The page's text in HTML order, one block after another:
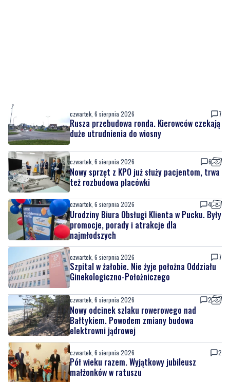
czwartek, 6 sierpnia 2026 7
Rusza przebudowa ronda. Kierowców czekają
duże utrudnienia do wiosny
czwartek, 6 sierpnia 2026 6
Nowy sprzęt z KPO już służy pacjentom, trwa
też rozbudowa placówki
czwartek, 6 sierpnia 2026 4
Urodziny Biura Obsługi Klienta w Pucku. Były
promocje, porady i atrakcje dla
najmłodszych
czwartek, 6 sierpnia 2026 7
Szpital w żałobie. Nie żyje położna Oddziału
Ginekologiczno-Położniczego
czwartek, 6 sierpnia 2026 2
Nowy odcinek szlaku rowerowego nad
Bałtykiem. Powodem zmiany budowa
elektrowni jądrowej
czwartek, 6 sierpnia 2026 2
Pół wieku razem. Wyjątkowy jubileusz
małżonków w ratuszu